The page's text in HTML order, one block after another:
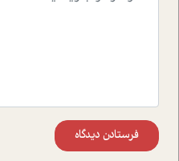
فرستادن دیدگاه